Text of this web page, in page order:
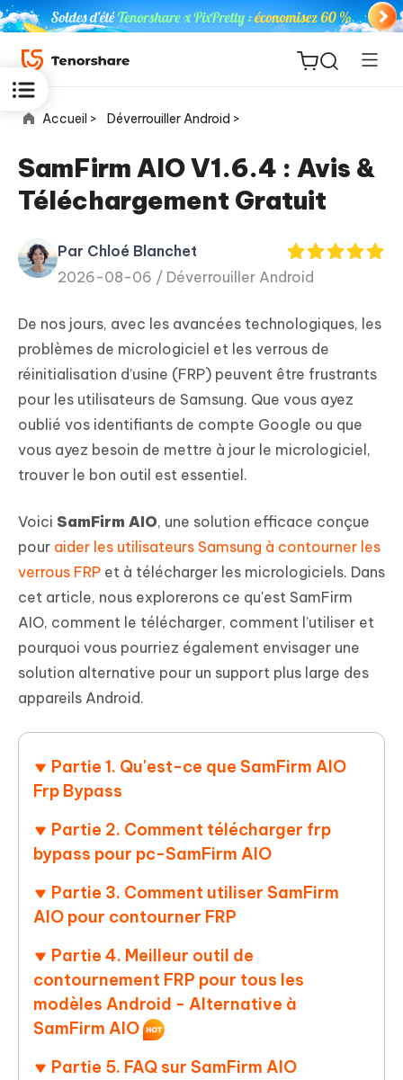
for iOS
PDNob
Editor
iAnyGo
Accueil > Déverrouiller Android >
SamFirm AIO V1.6.4 : Avis &
Téléchargement Gratuit
Par Chloé Blanchet
2026-08-06 / Déverrouiller Android
De nos jours, avec les avancées technologiques, les
problèmes de micrologiciel et les verrous de
réinitialisation d’usine (FRP) peuvent être frustrants
pour les utilisateurs de Samsung. Que vous ayez
oublié vos identifiants de compte Google ou que
vous ayez besoin de mettre à jour le micrologiciel,
trouver le bon outil est essentiel.
Voici SamFirm AIO, une solution efficace conçue
pour aider les utilisateurs Samsung à contourner les
verrous FRP et à télécharger les micrologiciels. Dans
cet article, nous explorerons ce qu'est SamFirm
AIO, comment le télécharger, comment l’utiliser et
pourquoi vous pourriez également envisager une
solution alternative pour un support plus large des
appareils Android.
Partie 1. Qu'est-ce que SamFirm AIO
Frp Bypass
Partie 2. Comment télécharger frp
bypass pour pc-SamFirm AIO
Partie 3. Comment utiliser SamFirm
AIO pour contourner FRP
Partie 4. Meilleur outil de
contournement FRP pour tous les
modèles Android - Alternative à
SamFirm AIO
Partie 5. FAQ sur SamFirm AIO